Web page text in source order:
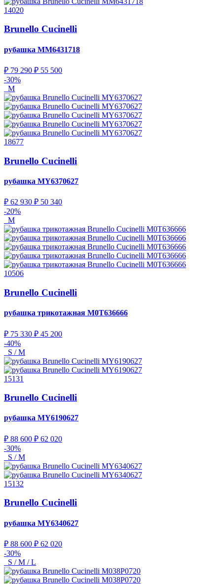
14020
Brunello Cucinelli
рубашка MM6431718
₽ 79 290 ₽ 55 500
-30%
M
18677
Brunello Cucinelli
рубашка MY6370627
₽ 62 930 ₽ 50 340
-20%
M
10506
Brunello Cucinelli
рубашка трикотажная M0T636666
₽ 75 330 ₽ 45 200
-40%
S / M
15131
Brunello Cucinelli
рубашка MY6190627
₽ 88 600 ₽ 62 020
-30%
S / M
15132
Brunello Cucinelli
рубашка MY6340627
₽ 88 600 ₽ 62 020
-30%
S / M / L